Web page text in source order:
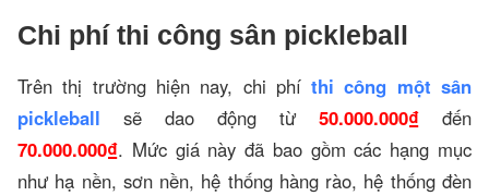
Chi phí thi công sân pickleball
Trên thị trường hiện nay, chi phíthi công một sân
pickleball sẽ dao động từ 50.000.000₫ đến
70.000.000₫. Mức giá này đã bao gồm các hạng mục
như hạ nền, sơn nền, hệ thống hàng rào, hệ thống đèn